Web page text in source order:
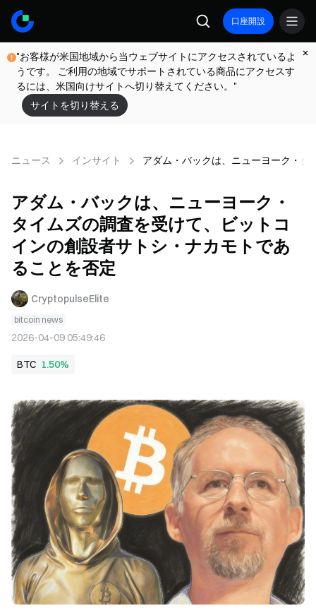
口座開設
"お客様が米国地域から当ウェブサイトにアクセスされているよ
うです。 ご利用の地域でサポートされている商品にアクセスす
るには、米国向けサイトへ切り替えてください。"
サイトを切り替える
ニュース インサイト アダム・バックは、ニューヨーク・
アダム・バックは、ニューヨーク・
タイムズの調査を受けて、ビットコ
インの創設者サトシ・ナカモトであ
ることを否定
CryptopulseElite
bitcoin news
2026-04-09 05:49:46
BTC 1.50%